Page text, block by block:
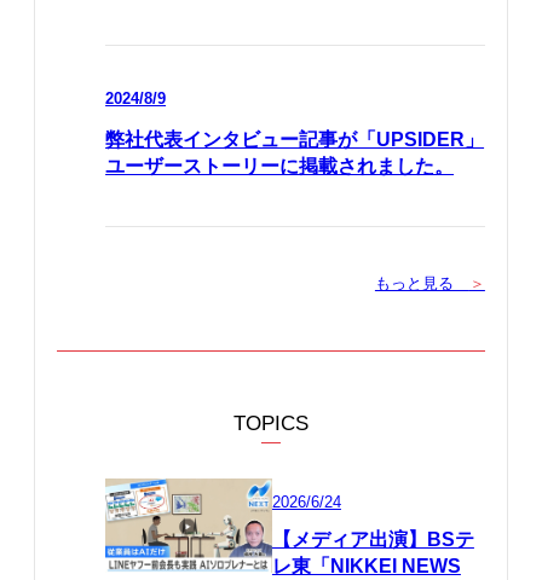
2024/8/9
弊社代表インタビュー記事が「UPSIDER」
ユーザーストーリーに掲載されました。
もっと見る ＞
TOPICS
2026/6/24
【メディア出演】BSテ
レ東「NIKKEI NEWS